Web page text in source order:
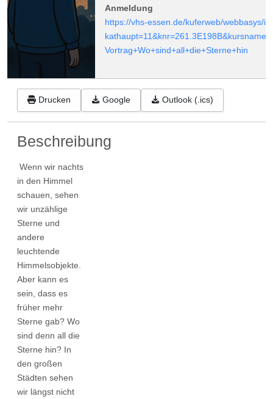
Anmeldung
https://vhs-essen.de/kuferweb/webbasys/
Vortrag+Wo+sind+all+die+Sterne+hin
Drucken Google Outlook (.ics)
Beschreibung
Wenn wir nachts
in den Himmel
schauen, sehen
wir unzählige
Sterne und
andere
leuchtende
Himmelsobjekte.
Aber kann es
sein, dass es
früher mehr
Sterne gab? Wo
sind denn all die
Sterne hin? In
den großen
Städten sehen
wir längst nicht